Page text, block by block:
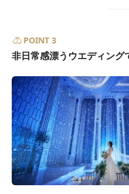
POINT 3
非日常感漂うウエディング